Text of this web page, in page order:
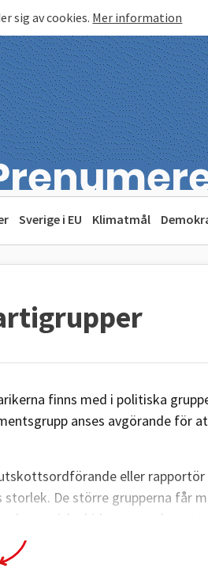
sig av cookies. Mer information
Sverige i EU Klimatmål
finns med i politiska
anses avgörande för
eller
storlek. De större grupperna får
ekonomiska bidrag av
beslut behandlas först
omröstningarna måste inte